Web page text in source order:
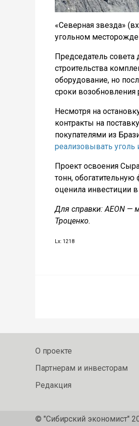
«Северная звезда»
угольном
Председатель
строительства
оборудование, но
сроки возобновления
Несмотря на
контракты на
покупателями из
реализовывать уголь
Проект освоения
тонн,
оценила инвестиции
Для справки: AEON —
Троценко.
Lx: 1218
О проекте
Партнерам и инвесторам
Редакция
© "Сибирский экономист"